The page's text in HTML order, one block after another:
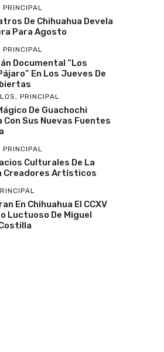
PRINCIPAL
De Chihuahua Devela
Para Agosto
PRINCIPAL
Documental “Los
En Los Jueves De
, PRINCIPAL
De Guachochi
Con Sus Nuevas Fuentes
PRINCIPAL
Culturales De La
Creadores Artísticos
En Chihuahua El CCXV
Luctuoso De Miguel